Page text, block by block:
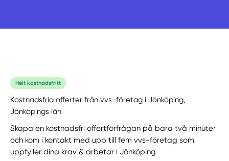
Helt kostnadsfritt
Kostnadsfria offerter från vvs-företag i Jönköping,
Jönköpings län
Skapa en kostnadsfri offertförfrågan på bara två minuter
och kom i kontakt med upp till fem vvs-företag som
uppfyller dina krav & arbetar i Jönköping